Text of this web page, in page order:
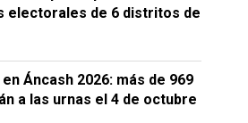
electorales de 6 distritos de
Áncash 2026: más de 969
a las urnas el 4 de octubre